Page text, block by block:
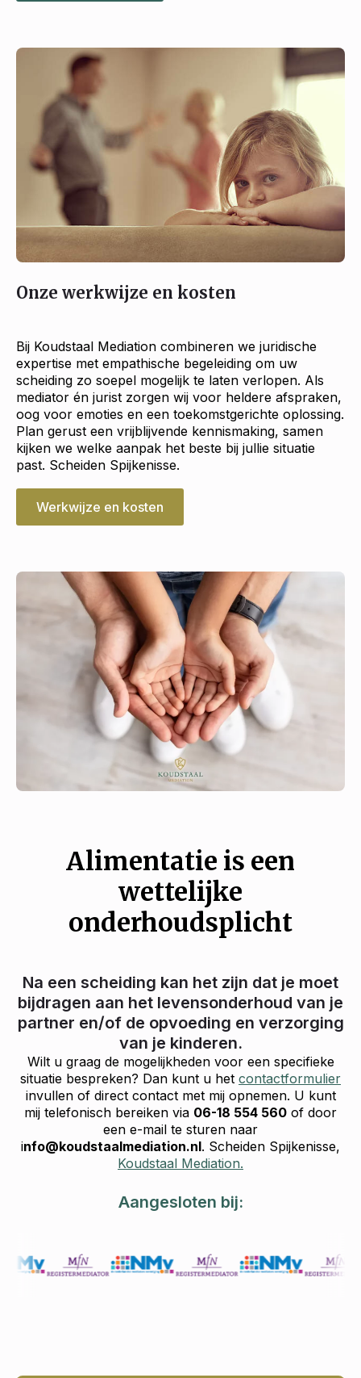
Onze werkwijze en kosten
Bij Koudstaal Mediation combineren we juridische
expertise met empathische begeleiding om uw
scheiding zo soepel mogelijk te laten verlopen. Als
mediator én jurist zorgen wij voor heldere afspraken,
oog voor emoties en een toekomstgerichte oplossing.
Plan gerust een vrijblijvende kennismaking, samen
kijken we welke aanpak het beste bij jullie situatie
past. Scheiden Spijkenisse.
Werkwijze en kosten
Alimentatie is een
wettelijke
onderhoudsplicht
Na een scheiding kan het zijn dat je moet
bijdragen aan het levensonderhoud van je
partner en/of de opvoeding en verzorging
van je kinderen.
Wilt u graag de mogelijkheden voor een specifieke
situatie bespreken? Dan kunt u het contactformulier
invullen of direct contact met mij opnemen. U kunt
mij telefonisch bereiken via 06-18 554 560 of door
een e-mail te sturen naar
info@koudstaalmediation.nl. Scheiden Spijkenisse,
Koudstaal Mediation.
Aangesloten bij: